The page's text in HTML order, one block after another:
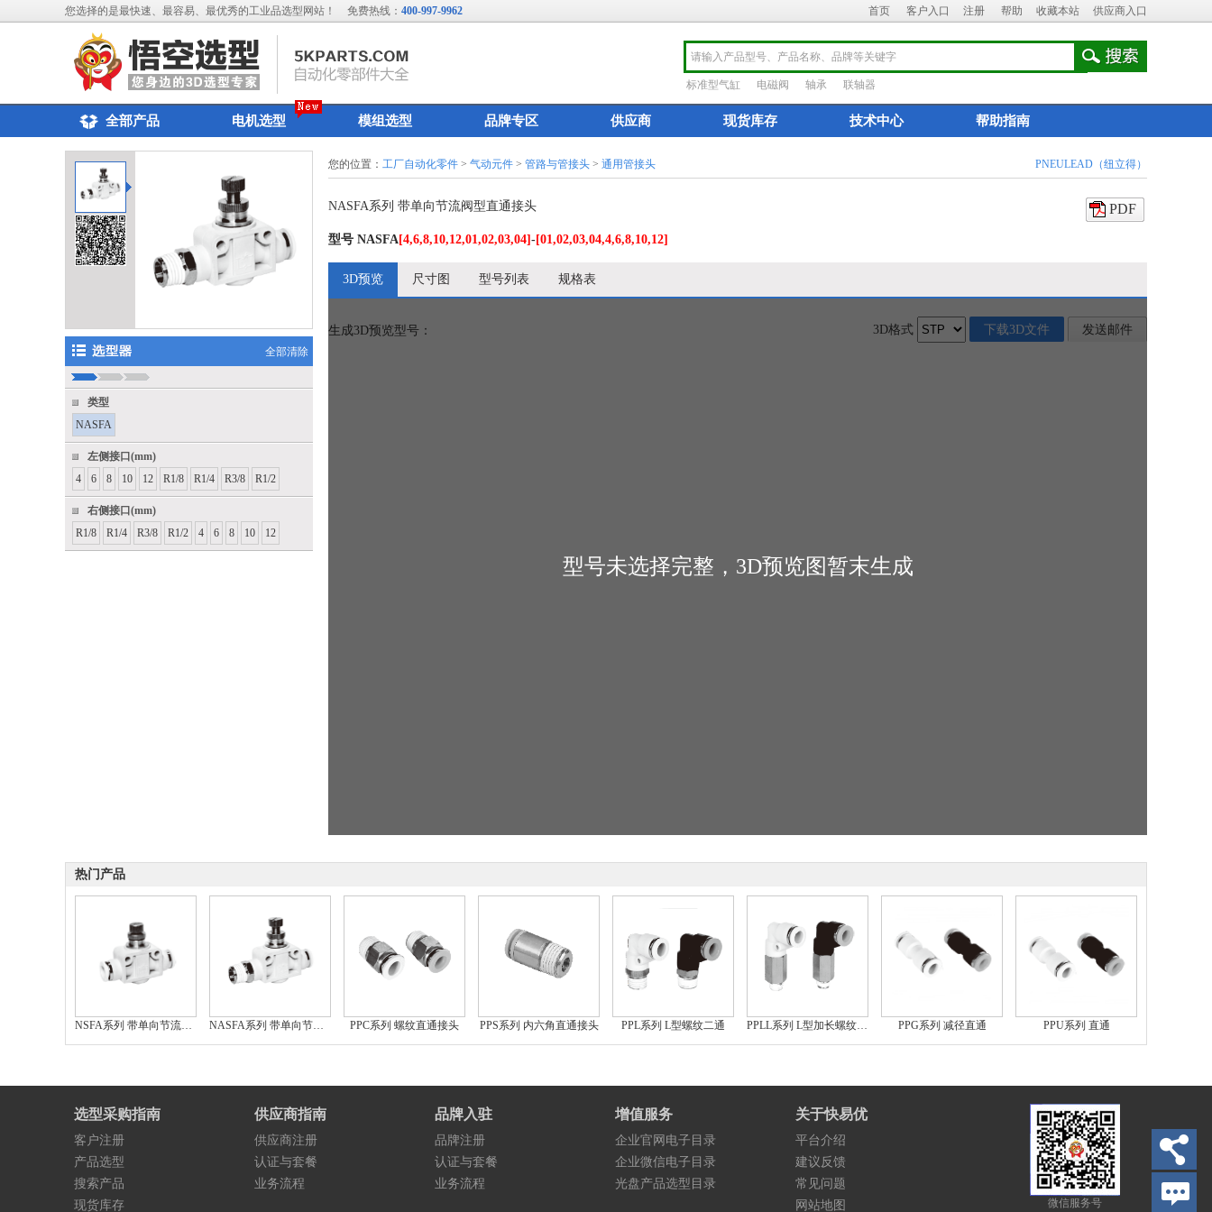
您选择的是最快速、最容易、最优秀的工业品选型网站！ 免费热线： 400-997-9962 首页 客户入口 注册 帮助 收藏本站 供应商入口
标准型气缸 电磁阀 轴承 联轴器
全部产品 电机选型 模组选型 品牌专区 供应商 现货库存 技术中心 帮助指南
PNEULEAD（纽立得）
您的位置： 工厂自动化零件 > 气动元件 > 管路与管接头 > 通用管接头
NASFA系列 带单向节流阀型直通接头
型号 NASFA[4,6,8,10,12,01,02,03,04] -[01,02,03,04,4,6,8,10,12]
PDF
3D预览 尺寸图 型号列表 规格表
3D格式 下载3D文件 发送邮件
生成3D预览型号：
型号未选择完整，3D预览图暂末生成
全部清除
类型
NASFA
左侧接口(mm)
4
6 8 10 12 R1/8 R1/4 R3/8 R1/2
右侧接口(mm)
R1/8
R1/4 R3/8 R1/2 4 6 8 10 12
热门产品
NSFA系列 带单向节流阀型直通接头 NASFA系列 带单向节流阀型直通接头 PPC系列 螺纹直通接头 PPS系列 内六角直通接头 PPL系列 L型螺纹二通 PPLL系列 L型加长螺纹二通 PPG系列 减径直通 PPU系列 直通
选型采购指南
客户注册
产品选型
搜索产品
现货库存
供应商指南
供应商注册
认证与套餐
业务流程
品牌入驻
品牌注册
认证与套餐
业务流程
增值服务
企业官网电子目录
企业微信电子目录
光盘产品选型目录
关于快易优
平台介绍
建议反馈
常见问题
网站地图
微信服务号